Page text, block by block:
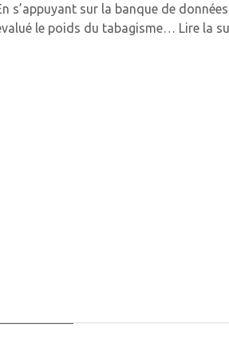
s’appuyant sur la banque de
le poids du tabagisme… Lire la